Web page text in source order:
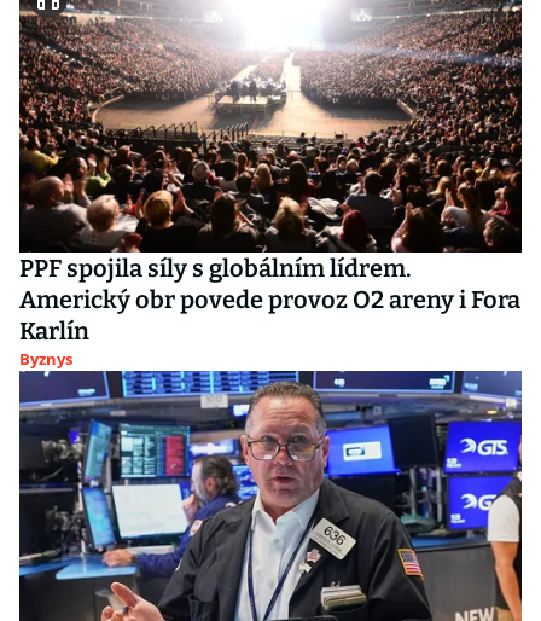
PPF spojila síly s globálním lídrem.
Americký obr povede provoz O2 areny i Fora
Karlín
Byznys